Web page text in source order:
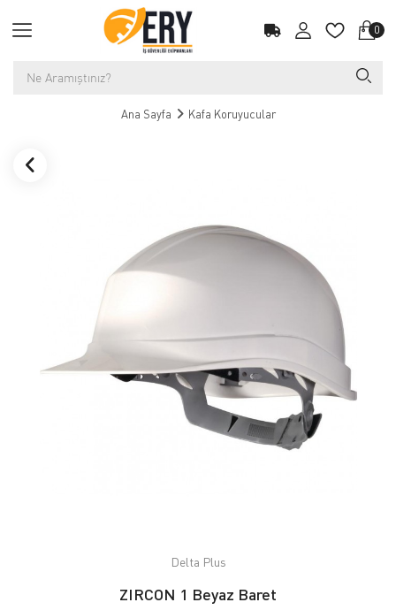
0
Ana Sayfa Kafa Koruyucular
Delta Plus
ZIRCON 1 Beyaz Baret